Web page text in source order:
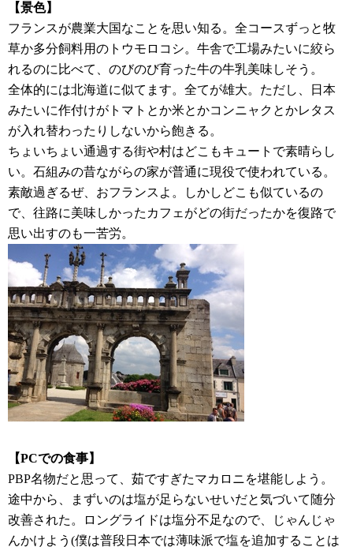
【景色】
フランスが農業大国なことを思い知る。全コースずっと牧
草か多分飼料用のトウモロコシ。牛舎で工場みたいに絞ら
れるのに比べて、のびのび育った牛の牛乳美味しそう。
全体的には北海道に似てます。全てが雄大。ただし、日本
みたいに作付けがトマトとか米とかコンニャクとかレタス
が入れ替わったりしないから飽きる。
ちょいちょい通過する街や村はどこもキュートで素晴らし
い。石組みの昔ながらの家が普通に現役で使われている。
素敵過ぎるぜ、おフランスよ。しかしどこも似ているの
で、往路に美味しかったカフェがどの街だったかを復路で
思い出すのも一苦労。
【PCでの食事】
PBP名物だと思って、茹ですぎたマカロニを堪能しよう。
途中から、まずいのは塩が足らないせいだと気づいて随分
改善された。ロングライドは塩分不足なので、じゃんじゃ
んかけよう(僕は普段日本では薄味派で塩を追加することは